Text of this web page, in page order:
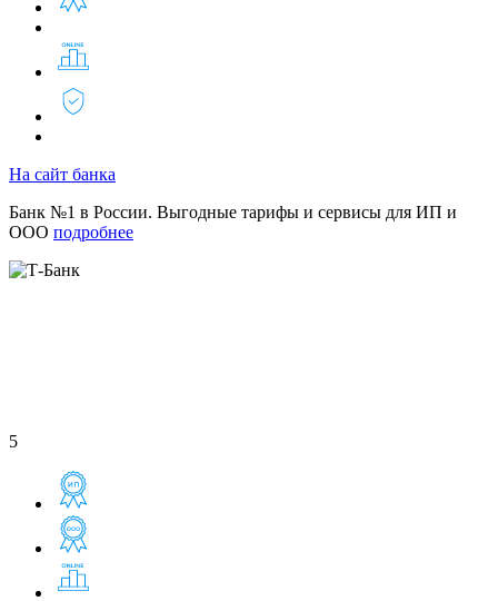
На сайт банка
Банк №1 в России. Выгодные тарифы и сервисы для ИП и
ООО подробнее
5